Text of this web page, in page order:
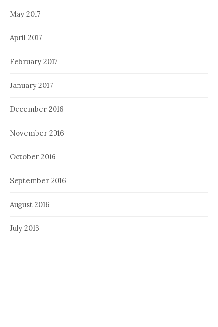
May 2017
April 2017
February 2017
January 2017
December 2016
November 2016
October 2016
September 2016
August 2016
July 2016